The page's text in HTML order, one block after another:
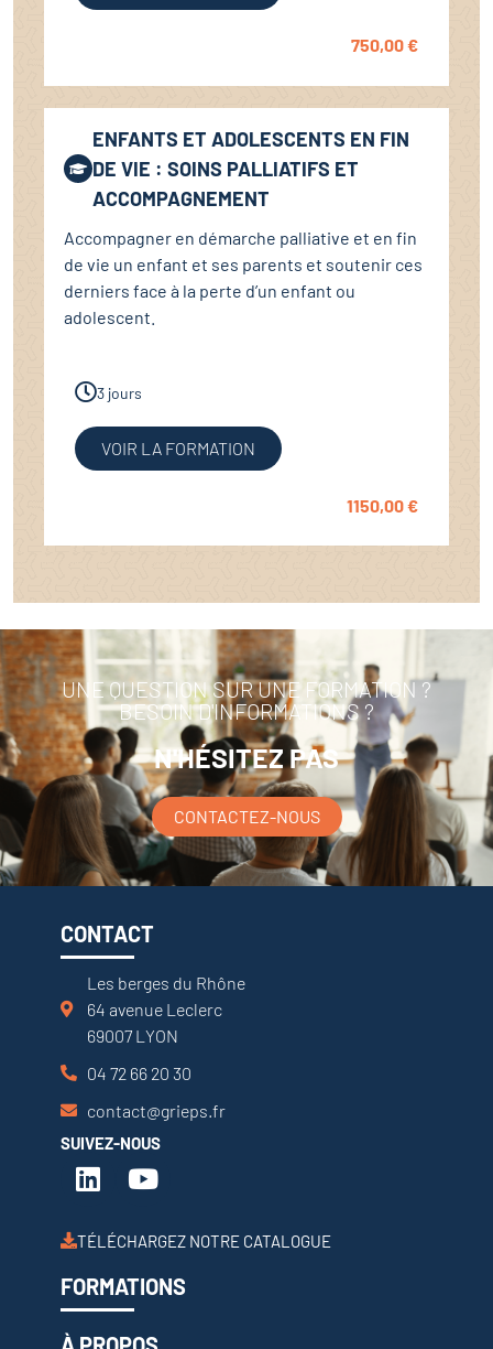
750,00€
ENFANTS ET ADOLESCENTS EN FIN
DE VIE : SOINS PALLIATIFS ET
ACCOMPAGNEMENT
Accompagner en démarche palliative et en fin
de vie un enfant et ses parents et soutenir ces
derniers face à la perte d’un enfant ou
adolescent.
3 jours
VOIR LA FORMATION
1150,00€
UNE QUESTION SUR UNE FORMATION ?
BESOIN D'INFORMATIONS ?
N'HÉSITEZ PAS
CONTACTEZ-NOUS
CONTACT
Les berges du Rhône
64 avenue Leclerc
69007 LYON
04 72 66 20 30
contact@grieps.fr
SUIVEZ-NOUS
TÉLÉCHARGEZ NOTRE CATALOGUE
FORMATIONS